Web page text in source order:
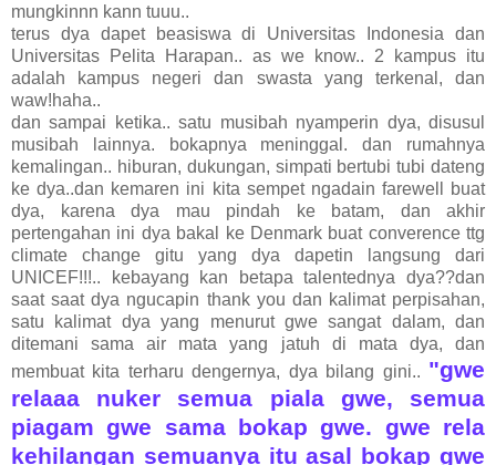
mungkinnn kann tuuu..
terus dya dapet beasiswa di Universitas Indonesia dan
Universitas Pelita Harapan.. as we know.. 2 kampus itu
adalah kampus negeri dan swasta yang terkenal, dan
waw!haha..
dan sampai ketika.. satu musibah nyamperin dya, disusul
musibah lainnya. bokapnya meninggal. dan rumahnya
kemalingan.. hiburan, dukungan, simpati bertubi tubi dateng
ke dya..dan kemaren ini kita sempet ngadain farewell buat
dya, karena dya mau pindah ke batam, dan akhir
pertengahan ini dya bakal ke Denmark buat converence ttg
climate change gitu yang dya dapetin langsung dari
UNICEF!!!.. kebayang kan betapa talentednya dya??dan
saat saat dya ngucapin thank you dan kalimat perpisahan,
satu kalimat dya yang menurut gwe sangat dalam, dan
ditemani sama air mata yang jatuh di mata dya, dan
membuat kita terharu dengernya, dya bilang gini.. "gwe
relaaa nuker semua piala gwe, semua
piagam gwe sama bokap gwe. gwe rela
kehilangan semuanya itu asal bokap gwe